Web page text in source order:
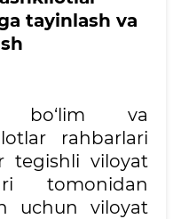
tayinlash va
bo‘lim va
rahbarlari
tegishli viloyat
tomonidan
uchun viloyat